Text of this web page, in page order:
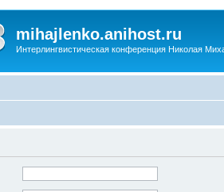
mihajlenko.anihost.ru
Интерлингвистическая конференция Николая